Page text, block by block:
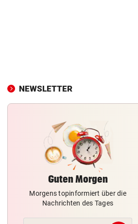
NEWSLETTER
Guten Morgen
Morgens topinformiert über die
Nachrichten des Tages